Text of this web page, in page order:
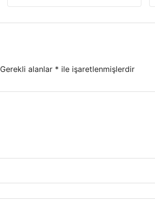
Gerekli alanlar * ile işaretlenmişlerdir